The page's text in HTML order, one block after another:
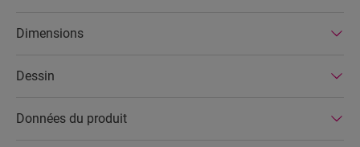
sols stratifiés Quick-Step ont une durée de vie
Dimensions
Dessin
Données du produit